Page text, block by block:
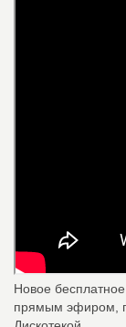
Новое
прямым эфиром,